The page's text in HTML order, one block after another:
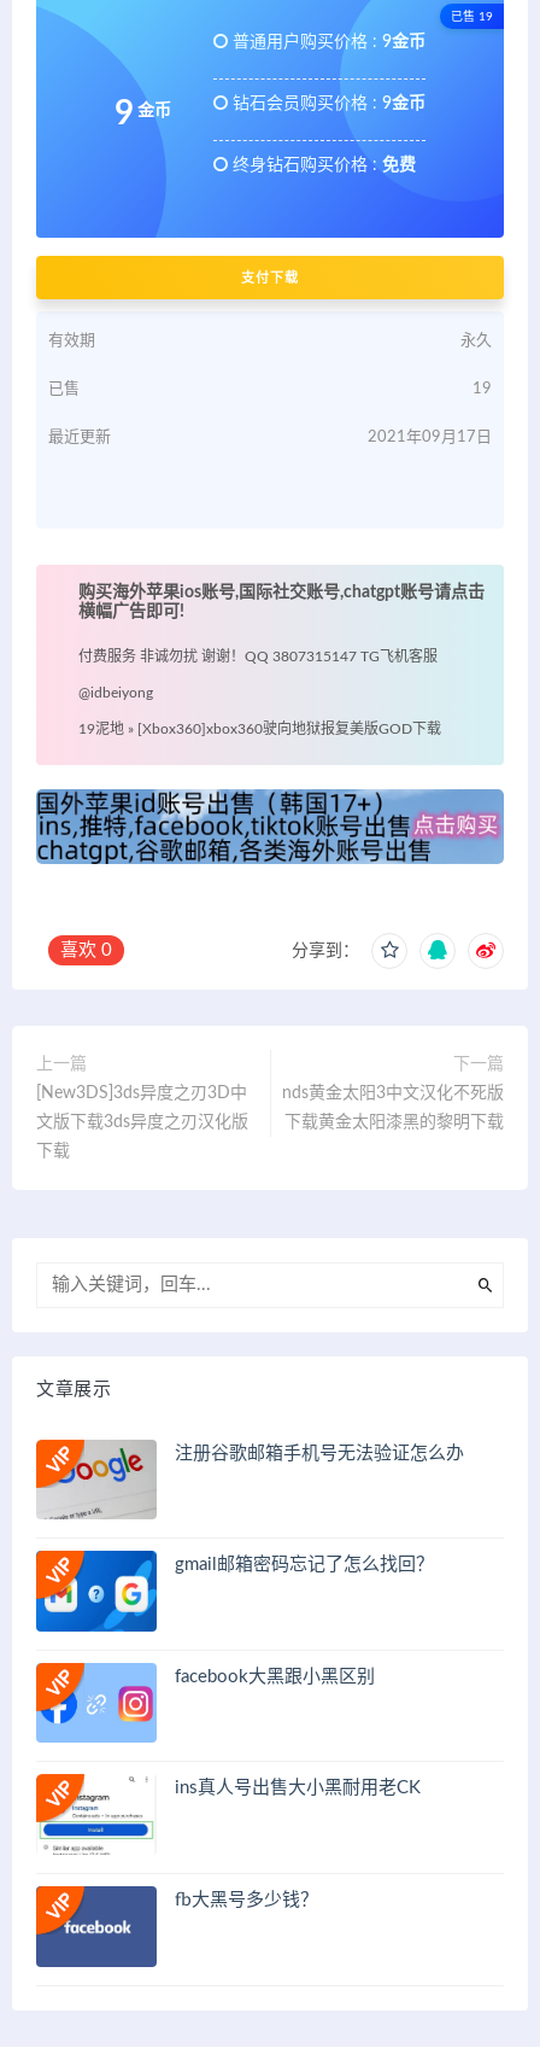
已售 19
9 金币
普通用户购买价格 : 9金币
钻石会员购买价格 : 9金币
终身钻石购买价格 : 免费
支付下载
有效期 永久
已售 19
最近更新 2021年09月17日
购买海外苹果ios账号,国际社交账号,chatgpt账号请点击
横幅广告即可!
付费服务 非诚勿扰 谢谢！QQ 3807315147 TG飞机客服
@idbeiyong
19泥地 » [Xbox360]xbox360驶向地狱报复美版GOD下载
喜欢 0 分享到：
上一篇
[New3DS]3ds异度之刃3D中
文版下载3ds异度之刃汉化版
下载
下一篇
nds黄金太阳3中文汉化不死版
下载黄金太阳漆黑的黎明下载
文章展示
注册谷歌邮箱手机号无法验证怎么办
gmail邮箱密码忘记了怎么找回？
facebook大黑跟小黑区别
ins真人号出售大小黑耐用老CK
fb大黑号多少钱？